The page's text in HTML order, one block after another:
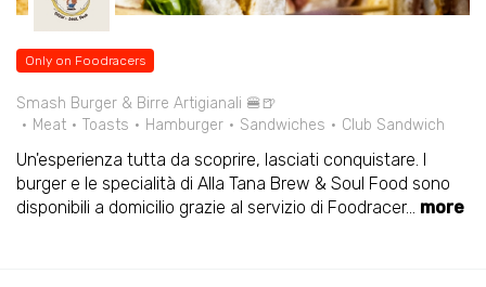
Only on Foodracers
Smash Burger & Birre Artigianali 🍔🍺
Meat
Toasts Hamburger Sandwiches Club Sandwich
Un'esperienza tutta da scoprire, lasciati conquistare. I
burger e le specialità di Alla Tana Brew & Soul Food sono
disponibili a domicilio grazie al servizio di Foodracer... more